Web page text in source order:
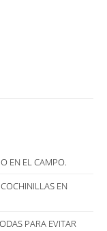
EN EL CAMPO.
EN
PARA EVITAR